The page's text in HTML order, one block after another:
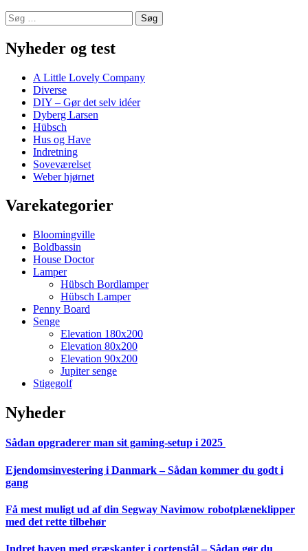
Søg
efter:
Nyheder og test
A Little Lovely Company
Diverse
DIY – Gør det selv idéer
Dyberg Larsen
Hübsch
Hus og Have
Indretning
Soveværelset
Weber hjørnet
Varekategorier
Bloomingville
Boldbassin
House Doctor
Lamper
Hübsch Bordlamper
Hübsch Lamper
Penny Board
Senge
Elevation 180x200
Elevation 80x200
Elevation 90x200
Jupiter senge
Stigegolf
Nyheder
Sådan opgraderer man sit gaming-setup i 2025
Ejendomsinvestering i Danmark – Sådan kommer du godt i
gang
Få mest muligt ud af din Segway Navimow robotplæneklipper
med det rette tilbehør